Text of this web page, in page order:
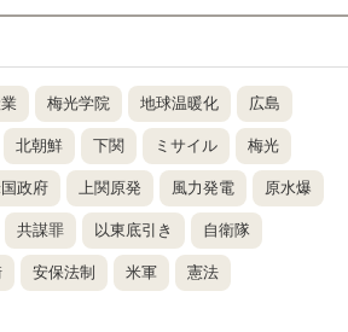
梅光学院 地球温暖化 広島
北朝鮮 下関 ミサイル 梅光
政府 上関原発 風力発電 原水爆
共謀罪 以東底引き 自衛隊
安保法制 米軍 憲法